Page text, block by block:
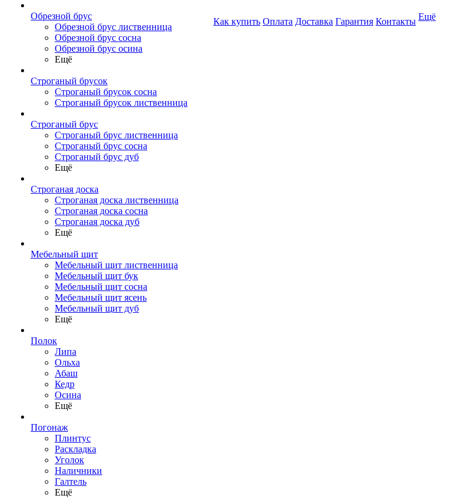
Обрезной брус
Обрезной брус лиственница
Обрезной брус сосна
Обрезной брус осина
Ещё
Строганый брусок
Строганый брусок сосна
Строганый брусок лиственница
Строганый брус
Строганый брус лиственница
Строганый брус сосна
Строганый брус дуб
Ещё
Строганая доска
Строганая доска лиственница
Строганая доска сосна
Строганая доска дуб
Ещё
Мебельный щит
Мебельный щит лиственница
Мебельный щит бук
Мебельный щит сосна
Мебельный щит ясень
Мебельный щит дуб
Ещё
Полок
Липа
Ольха
Абаш
Кедр
Осина
Ещё
Погонаж
Плинтус
Раскладка
Уголок
Наличники
Галтель
Ещё
Как купить Оплата Доставка Гарантия Контакты Ещё